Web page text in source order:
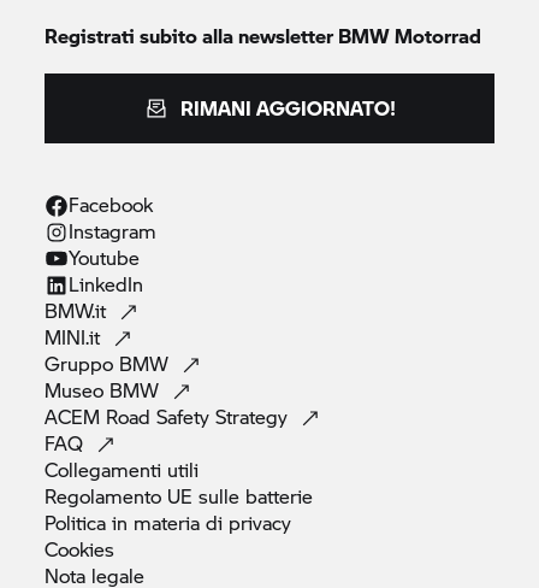
Registrati subito alla newsletterBMW Motorrad
RIMANI AGGIORNATO!
Facebook
Instagram
Youtube
LinkedIn
BMW.it
MINI.it
Gruppo BMW
Museo BMW
ACEM Road SafetyStrategy
FAQ
Collegamenti utili
Regolamento UE sulle batterie
Politica in materia di privacy
Cookies
Nota legale